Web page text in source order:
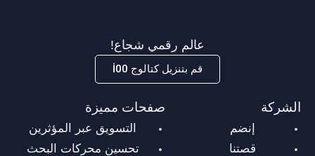
عالم رقمي شجاع!
قم بتنزيل كتالوج İ00
الشركة
إنضم
قصتنا
صفحات مميزة
التسويق عبر المؤثرين
تحسين محركات البحث